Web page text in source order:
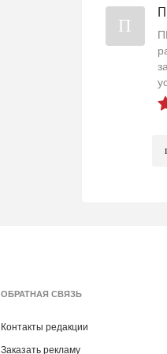
П
ОБРАТНАЯ СВЯЗЬ
Контакты редакции
Заказать рекламу